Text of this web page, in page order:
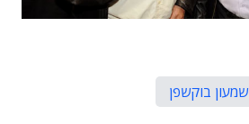
שמעון בוקשפן